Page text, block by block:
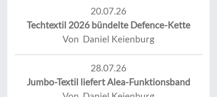
20.07.26
Techtextil 2026 bündelte Defence-Kette
Von Daniel Keienburg
28.07.26
Jumbo-Textil liefert Alea-Funktionsband